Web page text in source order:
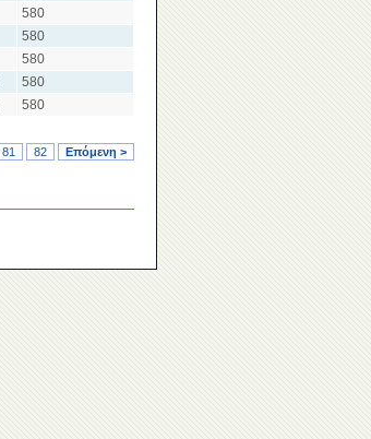
580
580
580
580
580
81 82 Επόμενη >